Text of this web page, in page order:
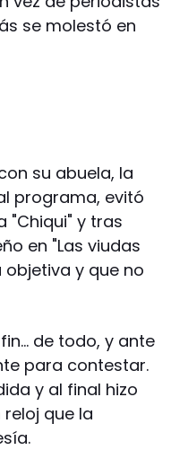
se molestó en
su abuela, la
programa, evitó
"Chiqui" y tras
en "Las viudas
y que no
de todo, y ante
para contestar.
y al final hizo
que la